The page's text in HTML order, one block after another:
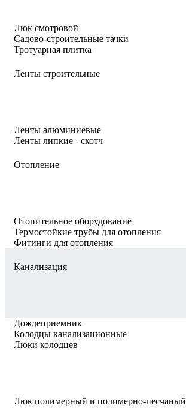
Люк смотровой
Садово-строительные тачки
Тротуарная плитка
Ленты строительные
Ленты алюминиевые
Ленты липкие - скотч
Отопление
Отопительное оборудование
Термостойкие трубы для отопления
Фитинги для отопления
Канализация
Дождеприемник
Колодцы канализационные
Люки колодцев
Люк полимерный и полимерно-песчаный